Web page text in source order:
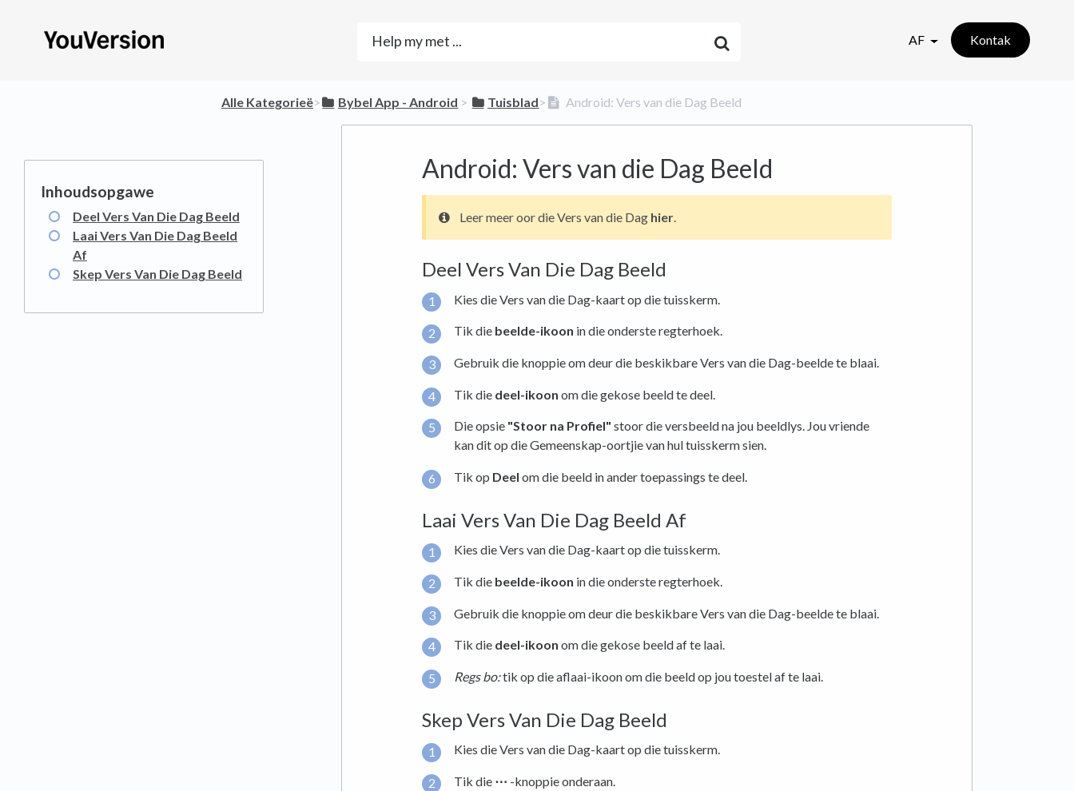
AF Kontak
Alle Kategorieë​>​ ​Bybel App - Android ​ > ​ ​Tuisblad​>​ Android: Vers van die Dag Beeld
Android: Vers van die Dag Beeld
Deel Vers Van Die Dag Beeld
Laai Vers Van Die Dag Beeld
Af
Skep Vers Van Die Dag Beeld
Leer meer oor die Vers van die Dag hier.
Deel Vers Van Die Dag Beeld
Kies die Vers van die Dag-kaart op die tuisskerm.
Tik die beelde-ikoon in die onderste regterhoek.
Gebruik die knoppie om deur die beskikbare Vers van die Dag-beelde te blaai.
Tik die deel-ikoon om die gekose beeld te deel.
Die opsie "Stoor na Profiel" stoor die versbeeld na jou beeldlys. Jou vriende
kan dit op die Gemeenskap-oortjie van hul tuisskerm sien.
Tik op Deel om die beeld in ander toepassings te deel.
Laai Vers Van Die Dag Beeld Af
Kies die Vers van die Dag-kaart op die tuisskerm.
Tik die beelde-ikoon in die onderste regterhoek.
Gebruik die knoppie om deur die beskikbare Vers van die Dag-beelde te blaai.
Tik die deel-ikoon om die gekose beeld af te laai.
Regs bo:tik op die aflaai-ikoon om die beeld op jou toestel af te laai.
Skep Vers Van Die Dag Beeld
Kies die Vers van die Dag-kaart op die tuisskerm.
Tik die ⋯ -knoppie onderaan.